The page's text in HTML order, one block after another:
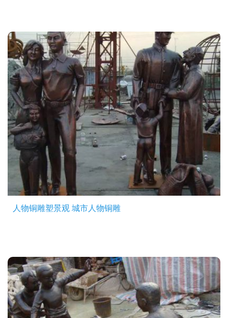
人物铜雕塑景观 城市人物铜雕